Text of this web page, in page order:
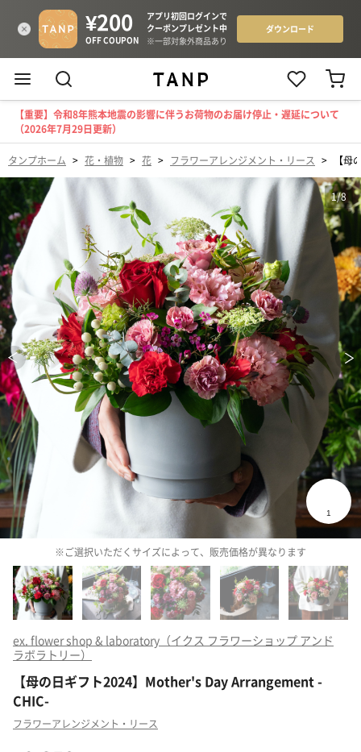
【重要】令和8年熊本地震の影響に伴うお荷物のお届け停止・遅延について
（2026年7月29日更新）
タンプホーム > 花・植物 > 花 > フラワーアレンジメント・リース > 【
1/8
※ご選択いただくサイズによって、販売価格が異なります
ex. flower shop & laboratory（イクス フラワーショップ アンド
ラボラトリー）
【母の日ギフト2024】Mother's Day Arrangement -
CHIC-
フラワーアレンジメント・リース